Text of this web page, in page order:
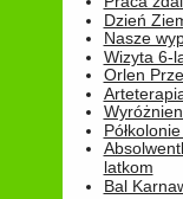
Dzień
Nasze
Wizyta 6-
Orlen
latkom
Bal